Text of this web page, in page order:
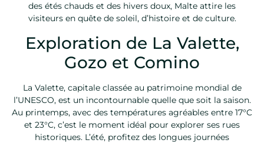
des étés chauds et des hivers doux, Malte attire les
visiteurs en quête de soleil, d’histoire et de culture.
Exploration de La Valette,
Gozo et Comino
La Valette, capitale classée au patrimoine mondial de
l’UNESCO, est un incontournable quelle que soit la saison.
Au printemps, avec des températures agréables entre 17°C
et 23°C, c’est le moment idéal pour explorer ses rues
historiques. L’été, profitez des longues journées